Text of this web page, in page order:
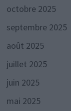
octobre 2025
septembre 2025
août 2025
juillet 2025
juin 2025
mai 2025